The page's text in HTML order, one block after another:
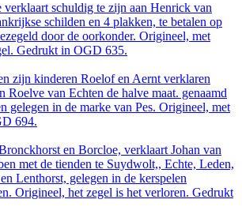
verklaart schuldig te zijn aan Henrick van
schilden en 4 plakken, te betalen op
door de oorkonder. Origineel, met
Gedrukt in OGD 635.
zijn kinderen Roelof en Aernt verklaren
Roelve van Echten de halve maat. genaamd
gelegen in de marke van Pes. Origineel, met
694.
en Borcloe, verklaart Johan van
met de tienden te Suydwolt,, Echte, Leden,
Lenthorst, gelegen in de kerspelen
Origineel, het zegel is het verloren. Gedrukt